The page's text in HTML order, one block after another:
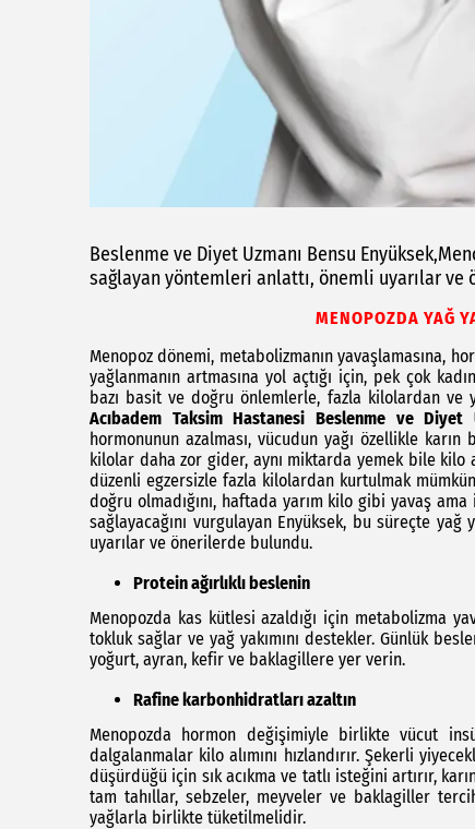
Beslenme ve Diyet Uzmanı Bensu
sağlayan yöntemleri anlattı, önemli uyarılar ve
MENOPOZDA YAĞ
Menopoz dönemi, metabolizmanın yavaşlamasına,
yağlanmanın artmasına yol açtığı için, pek çok
bazı basit ve doğru önlemlerle, fazla kilolardan ve
Acıbadem Taksim Hastanesi Beslenme ve Diyet
hormonunun azalması, vücudun yağı özellikle
kilolar daha zor gider, aynı miktarda yemek bile
düzenli egzersizle fazla kilolardan kurtulmak
doğru olmadığını, haftada yarım kilo gibi yavaş
sağlayacağını vurgulayan Enyüksek, bu süreçte
uyarılar ve önerilerde bulundu.
Protein ağırlıklı beslenin
Menopozda kas kütlesi azaldığı için metabolizma
tokluk sağlar ve yağ yakımını destekler. Günlük
yoğurt, ayran, kefir ve baklagillere yer verin.
Rafine karbonhidratları azaltın
Menopozda hormon değişimiyle birlikte vücut
dalgalanmalar kilo alımını hızlandırır. Şekerli
düşürdüğü için sık acıkma ve tatlı isteğini artırır,
tam tahıllar, sebzeler, meyveler ve baklagiller
yağlarla birlikte tüketilmelidir.